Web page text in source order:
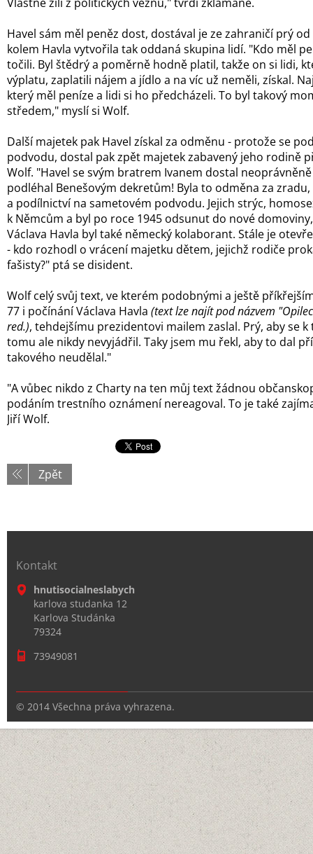
Havel sám měl peněz dost, dostával je ze zahraničí prý
kolem Havla vytvořila tak oddaná skupina lidí. "Kdo měl
točili. Byl štědrý a poměrně hodně platil, takže on si lidi,
výplatu, zaplatili nájem a jídlo a na víc už neměli, získal.
který měl peníze a lidi si ho předcházeli. To byl takový
středem," myslí si Wolf.
Další majetek pak Havel získal za odměnu - protože se
podvodu, dostal pak zpět majetek zabavený jeho rodině
Wolf. "Havel se svým bratrem Ivanem dostal
podléhal Benešovým dekretům! Byla to odměna za
a podílnictví na sametovém podvodu. Jejich strýc,
k Němcům a byl po roce 1945 odsunut do nové
Václava Havla byl také německý kolaborant. Stále je
- kdo rozhodl o vrácení majetku dětem, jejichž rodiče
fašisty?" ptá se disident.
Wolf celý svůj text, ve kterém podobnými a ještě
77 i počínání Václava Havla (text lze najít pod názvem
red.), tehdejšímu prezidentovi mailem zaslal. Prý, aby se
tomu ale nikdy nevyjádřil. Taky jsem mu řekl, aby to dal
takového neudělal."
"A vůbec nikdo z Charty na ten můj text žádnou
podáním trestního oznámení nereagoval. To je také
Jiří Wolf.
Zpět
Kontakt
hnutisocialneslabych
karlova studanka 12
Karlova Studánka
79324
73949081
© 2014 Všechna práva vyhrazena.